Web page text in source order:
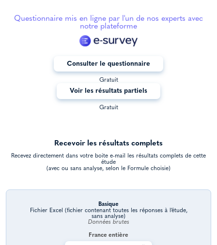
Questionnaire mis en ligne par l'un de nos experts avec
notre plateforme
Consulter le questionnaire
Gratuit
Voir les résultats partiels
Gratuit
Recevoir les résultats complets
Recevez directement dans votre boite e-mail les résultats complets de cette
étude
(avec ou sans analyse, selon le Formule choisie)
Basique
Fichier Excel (fichier contenant toutes les réponses à l’étude,
sans analyse)
Données brutes
France entière